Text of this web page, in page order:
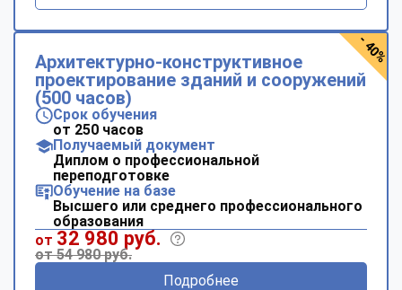
Архитектурно-конструктивное
проектирование зданий и сооружений
(500 часов)
Срок обучения
от 250 часов
Получаемый документ
Диплом о профессиональной
переподготовке
Обучение на базе
Высшего или среднего профессионального
образования
от 32 980 руб.
от 54 980 руб.
Подробнее
- 40%